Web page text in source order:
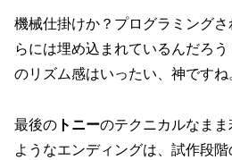
機械仕掛けか？プログラミング
らには埋め込まれているんだろ
のリズム感はいったい、神ですね
最後の トニーのテクニカルなま
ようなエンディングは、試作段